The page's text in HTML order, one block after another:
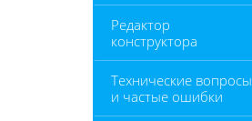
Редактор
конструктора
Технические вопросы
и частые ошибки